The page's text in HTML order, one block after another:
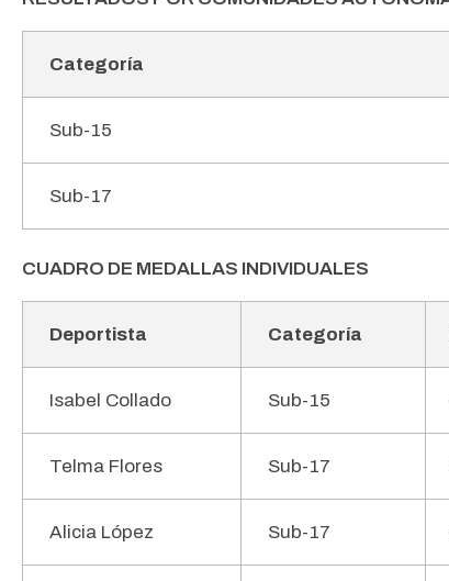
Categoría
Sub-15
Sub-17
CUADRO DE MEDALLAS INDIVIDUALES
Deportista Categoría
Isabel Collado Sub-15
Telma Flores Sub-17
Alicia López Sub-17